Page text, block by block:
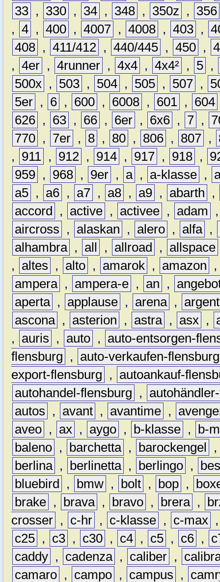
33 , 330 , 34 , 348 , 350z ,
356
, 4 , 400 , 4007 , 4008 , 403 ,
408 , 411/412 , 440/445 , 450 ,
, 4er , 4runner , 4x4 , 4x4² , 5 ,
500x , 503 , 504 , 505 , 507 ,
5er , 6 , 600 , 6008 , 601 , 604
626 , 63 , 66 , 6er , 6x6 , 7 ,
770 , 7er , 8 , 80 , 806 , 807 ,
,
911 , 912 , 914 , 917 , 918 ,
959 , 968 , 9er , a , a-klasse ,
a5 , a6 , a7 , a8 , a9 , abarth
,
accord
, active , activee , adam
aircross
, alaskan , alero , alfa ,
alhambra , all , allroad , allspace
,
altes , alto , amarok , amazon
ampera , ampera-e , an ,
aperta , applause , arena ,
ascona , asterion , astra , asx ,
,
auris , auto ,
auto-entsorgen-
flensburg
,
auto-verkaufen-flensburg
export-flensburg
,
autoankauf-
autohandel-flensburg
,
autos
, avant , avantime ,
aveo , ax , aygo , b-klasse ,
b-
baleno , barchetta , barockengel
berlina , berlinetta , berlingo ,
bluebird
, bmw , bolt , bop ,
brake , brava , bravo , brera ,
crosser , c-hr , c-klasse , c-max
c25 , c3 , c30 , c4 , c5 , c6 ,
caddy , cadenza , caliber ,
camaro , campo , campus ,